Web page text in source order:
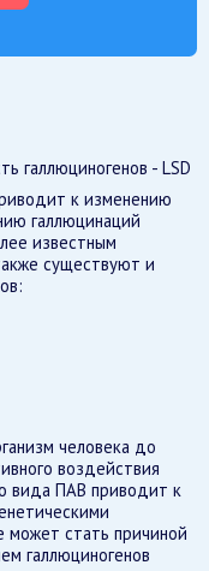
к изменению
галлюцинаций
известным
существуют и
человека до
воздействия
вида ПАВ приводит к
может стать причиной
галлюциногенов